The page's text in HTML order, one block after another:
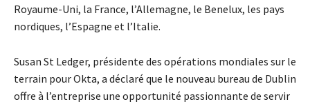
Royaume-Uni, la France, l’Allemagne, le Benelux, les pays
nordiques, l’Espagne et l’Italie.
Susan St Ledger, présidente des opérations mondiales sur le
terrain pour Okta, a déclaré que le nouveau bureau de Dublin
offre à l’entreprise une opportunité passionnante de servir